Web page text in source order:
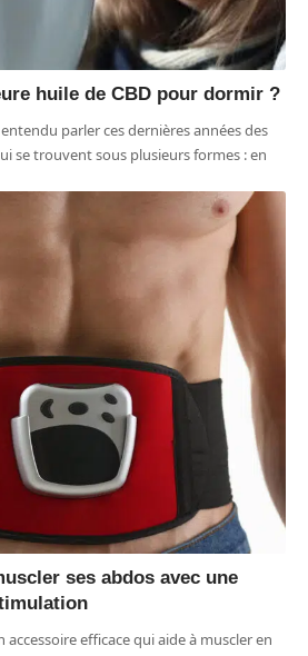
huile de CBD pour dormir ?
parler ces dernières années des
se trouvent sous plusieurs formes : en
ses abdos avec une
accessoire efficace qui aide à muscler en